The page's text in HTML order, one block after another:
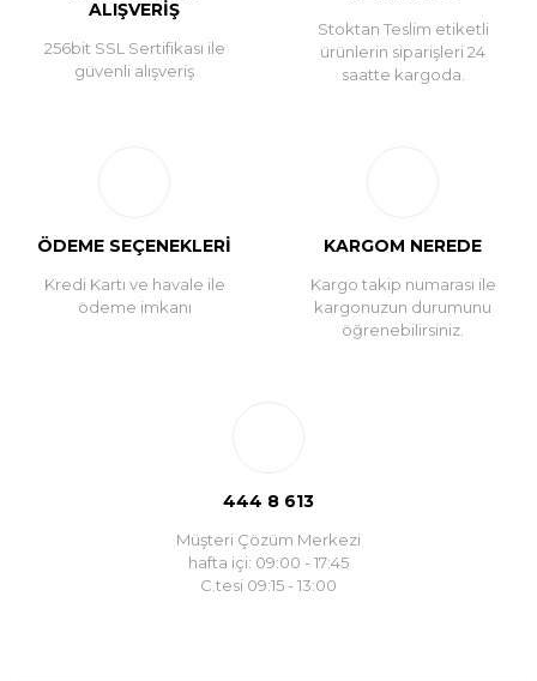
ALIŞVERİŞ
256bit SSL Sertifikası ile
güvenli alışveriş
Stoktan Teslim etiketli
ürünlerin siparişleri 24
saatte kargoda.
ÖDEME SEÇENEKLERİ
Kredi Kartı ve havale ile
ödeme imkanı
KARGOM NEREDE
Kargo takip numarası ile
kargonuzun durumunu
öğrenebilirsiniz.
444 8 613
Müşteri Çözüm Merkezi
hafta içi: 09:00 - 17:45
C.tesi 09:15 - 13:00